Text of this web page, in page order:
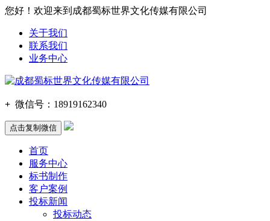
您好！欢迎来到成都蜀标世界文化传媒有限公司
关于我们
联系我们
业务中心
+ 微信号： 18919162340
点击复制微信
首页
服务中心
标书制作
客户案例
投标新闻
投标动态